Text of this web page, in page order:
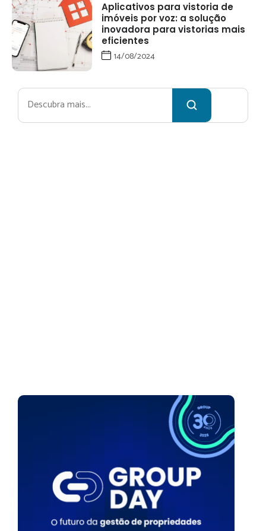
Aplicativos para vistoria de
imóveis por voz: a solução
inovadora para vistorias mais
eficientes
14/08/2024
Pesquisar